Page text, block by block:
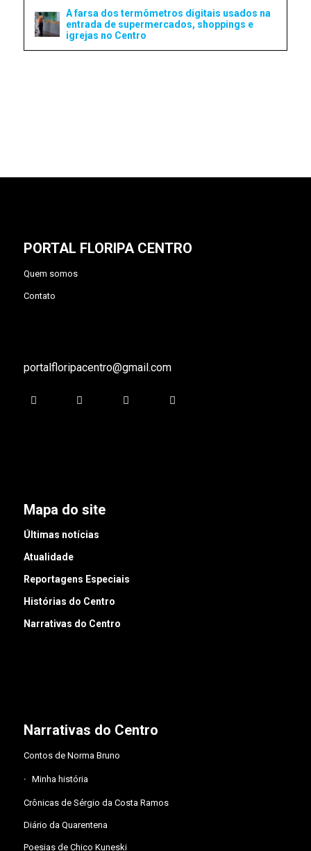
A farsa dos termômetros digitais usados na
entrada de supermercados, shoppings e
igrejas no Centro
PORTAL FLORIPA CENTRO
Quem somos
Contato
portalfloripacentro@gmail.com
Mapa do site
Últimas notícias
Atualidade
Reportagens Especiais
Histórias do Centro
Narrativas do Centro
Narrativas do Centro
Contos de Norma Bruno
Minha história
Crônicas de Sérgio da Costa Ramos
Diário da Quarentena
Poesias de Chico Kuneski